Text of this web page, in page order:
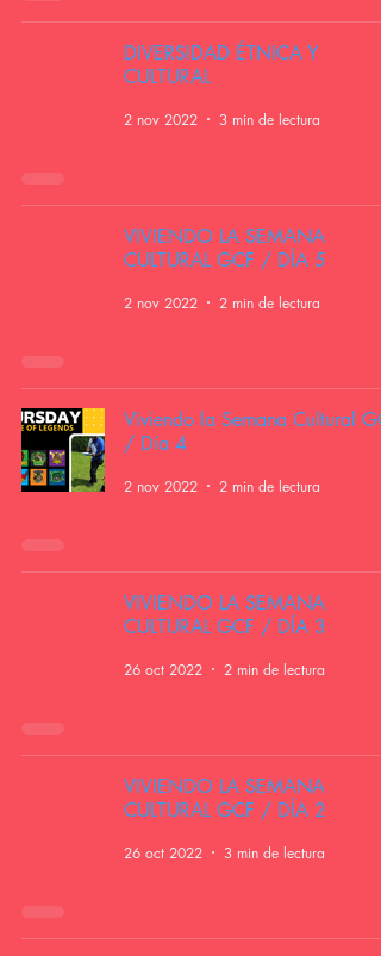
DIVERSIDAD ÉTNICA Y
CULTURAL
2 nov 2022 3 min de lectura
VIVIENDO LA SEMANA
CULTURAL GCF / DÍA 5
2 nov 2022 2 min de lectura
Viviendo la Semana Cultural
/ Día 4
2 nov 2022 2 min de lectura
VIVIENDO LA SEMANA
CULTURAL GCF / DÍA 3
26 oct 2022 2 min de lectura
VIVIENDO LA SEMANA
CULTURAL GCF / DÍA 2
26 oct 2022 3 min de lectura